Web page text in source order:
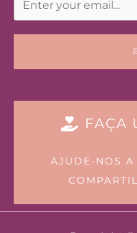
FAÇA
AJUDE-NOS A